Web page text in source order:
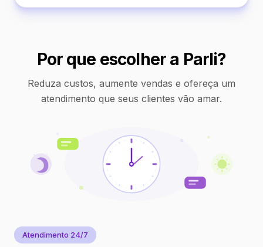
Por que escolher a Parli?
Reduza custos, aumente vendas e ofereça um
atendimento que seus clientes vão amar.
Atendimento 24/7